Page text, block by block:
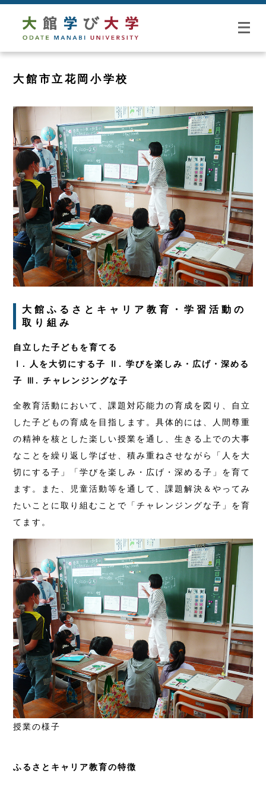
大館市立花岡小学校
大館ふるさとキャリア教育・学習活動の
取り組み
自立した子どもを育てる
Ⅰ. 人を大切にする子 Ⅱ. 学びを楽しみ・広げ・深める
子 Ⅲ. チャレンジングな子
全教育活動において、課題対応能力の育成を図り、自立
した子どもの育成を目指します。具体的には、人間尊重
の精神を核とした楽しい授業を通し、生きる上での大事
なことを繰り返し学ばせ、積み重ねさせながら「人を大
切にする子」「学びを楽しみ・広げ・深める子」を育て
ます。また、児童活動等を通して、課題解決＆やってみ
たいことに取り組むことで「チャレンジングな子」を育
てます。
授業の様子
ふるさとキャリア教育の特徴